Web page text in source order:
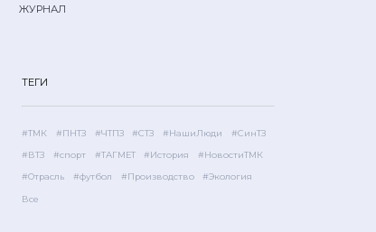
ЖУРНАЛ
ТЕГИ
#ТМК #ПНТЗ #ЧТПЗ #СТЗ #НашиЛюди #СинТЗ
#ВТЗ #спорт #ТАГМЕТ #История #НовостиТМК
#Отрасль #футбол #Производство #Экология
Все